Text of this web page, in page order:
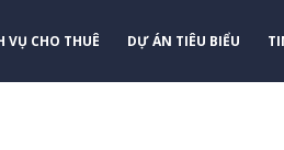
VỤ CHO THUÊ DỰ ÁN TIÊU BIỂU